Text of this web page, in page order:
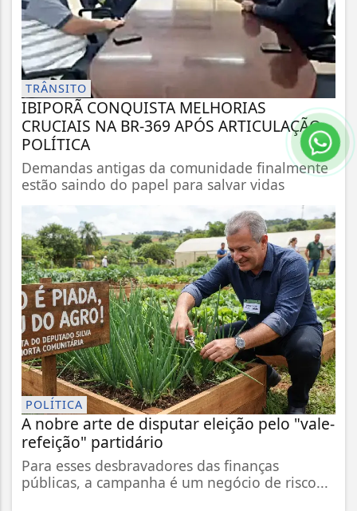
TRÂNSITO
IBIPORÃ CONQUISTA MELHORIAS
CRUCIAIS NA BR-369 APÓS ARTICULAÇÃO
POLÍTICA
Demandas antigas da comunidade finalmente
estão saindo do papel para salvar vidas
POLÍTICA
A nobre arte de disputar eleição pelo "vale-
refeição" partidário
Para esses desbravadores das finanças
públicas, a campanha é um negócio de risco...